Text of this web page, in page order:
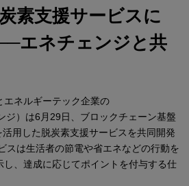
素支援サービスに
エネチェンジと共
エネルギーテック企業の
ジ）は6月29日、ブロックチェーン基盤
活用した脱炭素支援サービスを共同開発
スは生活者の節電や省エネなどの行動を
し、達成に応じてポイントを付与する仕